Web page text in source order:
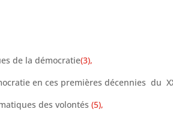
de la démocratie(3),
en ces premières décennies du
des volontés(5),